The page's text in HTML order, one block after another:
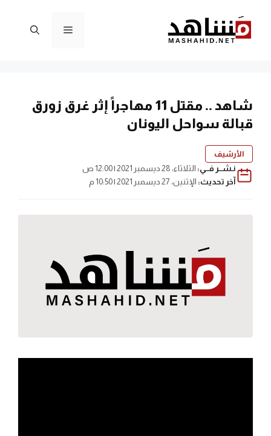
المحتوى
القائمة
شاهد .. مقتل 11 مهاجراً إثر غرق زورق
قبالة سواحل اليونان
الأرشيف
نـشــر فــي: الثلاثاء، 28 ديسمبر 2021 | 12:00 ص
آخر تحديث: الإثنين، 27 ديسمبر 2021 | 10:50 م